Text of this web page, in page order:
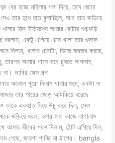
বের হচ্ছে মহিলার গলা দিয়ে, তবে জোরে
তার দুধে হাত বুলাচ্ছিল, আর হাত বাড়িয়ে
খালার জিব ইতিমধ্যে আমার বোটায় শুড়শুড়ি
ধরলাম, একটু এগিয়ে এসে খালা তার গুদকে
দিলাম, খালার চেরাটা, ভিজে জবজব করছে,
তারপর আমার গালে ভরে চুষতে লাগলাম,
ভাবির সেক্স গল্প
আংগুল পুরো দিলাম খালার গুদে, একটা না
তার পায়ের জোড় আটকিয়ে ধরেছে
তাকে একহাত দিয়ে উচু করে দিল, সেও
জড়িয়ে ধরল, অপর হাত কাজে লাগালাম
আমার জীবের পরশ দিলাম, ঠোট এগিয়ে দিল,
গেছে, জায়গা পাচ্ছি না ঠাপের। bangla